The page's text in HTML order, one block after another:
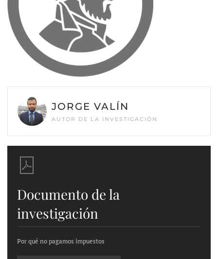
JORGE VALÍN
AUTOR DE LA INVESTIGACIÓN
Documento de la
investigación
Por qué no pagamos impuestos